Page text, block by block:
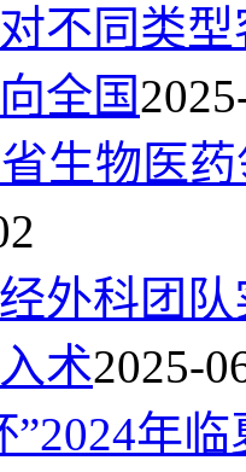
不同类
全国
生物医
外科团
术2025-
”2024年